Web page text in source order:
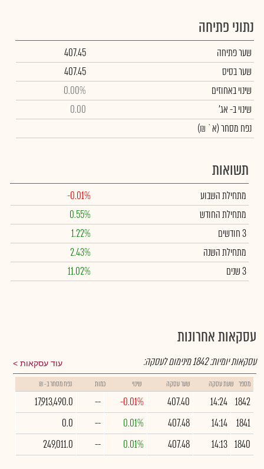
נתוני פתיחה
שער פתיחה
407.45
שער בסיס
407.45
שינוי באחוזים
0.00%
שינויב- אג'
0.00
נפח מסחר(א` ₪)
תשואות
מתחילת השבוע
-0.01%
מתחילת החודש
0.55%
3 חודשים
1.22%
מתחילת השנה
2.43%
3 שנים
11.02%
עסקאות אחרונות
עוד עסקאות עסקאות יומיות:1842מינימום לעסקה:
מספר שעת עסקה שער עסקה שינוי כמות נפח מסחר ב- ₪
1842
14:24
407.40
-0.01%
--
17,913,490.0
1841
14:14
407.48
0.01%
--
0.0
1840
14:13
407.48
0.01%
--
249,011.0